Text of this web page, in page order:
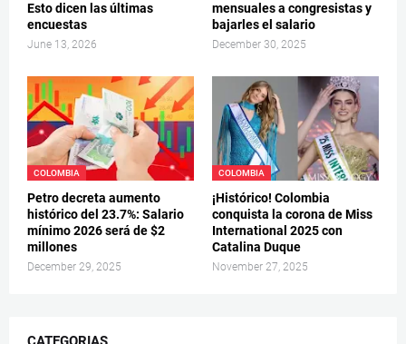
Esto dicen las últimas
encuestas
June 13, 2026
mensuales a congresistas y
bajarles el salario
December 30, 2025
COLOMBIA
Petro decreta aumento
histórico del 23.7%: Salario
mínimo 2026 será de $2
millones
December 29, 2025
COLOMBIA
¡Histórico! Colombia
conquista la corona de Miss
International 2025 con
Catalina Duque
November 27, 2025